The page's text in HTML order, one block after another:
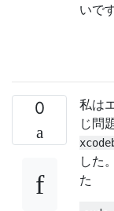
いで
0
私は
じ問
した
た